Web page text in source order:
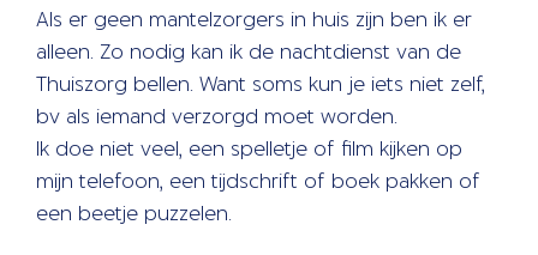
Als er geen mantelzorgers in huis zijn ben ik er
alleen. Zo nodig kan ik de nachtdienst van de
Thuiszorg bellen. Want soms kun je iets niet zelf,
bv als iemand verzorgd moet worden.
Ik doe niet veel, een spelletje of film kijken op
mijn telefoon, een tijdschrift of boek pakken of
een beetje puzzelen.